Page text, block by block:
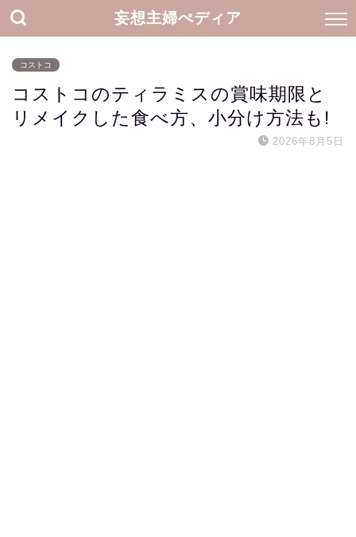
妄想主婦ぺディア
コストコ
コストコのティラミスの賞味期限と
リメイクした食べ方、小分け方法も!
2026年8月5日